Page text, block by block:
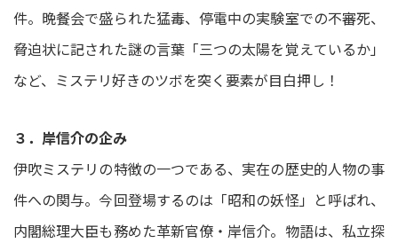
件。晩餐会で盛られた猛毒、停電中の実験室での不審死、
脅迫状に記された謎の言葉「三つの太陽を覚えているか」
など、ミステリ好きのツボを突く要素が目白押し！
３．岸信介の企み
伊吹ミステリの特徴の一つである、実在の歴史的人物の事
件への関与。今回登場するのは「昭和の妖怪」と呼ばれ、
内閣総理大臣も務めた革新官僚・岸信介。物語は、私立探